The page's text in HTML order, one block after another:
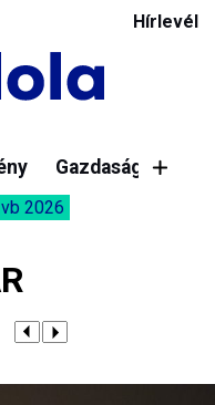
Hírlevél
Gazdaság
2026